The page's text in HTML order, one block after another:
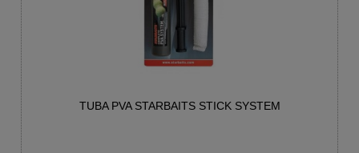
TUBA PVA STARBAITS STICK SYSTEM